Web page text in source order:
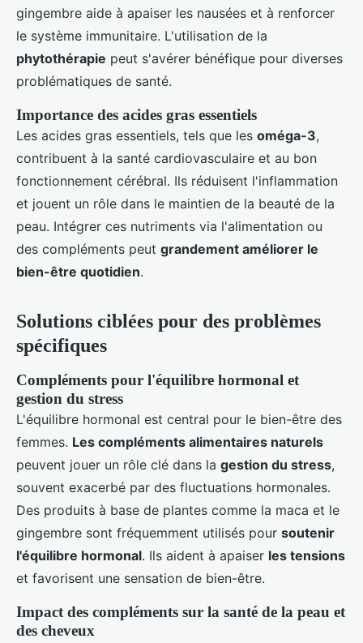
gingembre aide à apaiser les nausées et à renforcer
le système immunitaire. L'utilisation de la
phytothérapie peut s'avérer bénéfique pour diverses
problématiques de santé.
Importance des acides gras essentiels
Les acides gras essentiels, tels que les oméga-3,
contribuent à la santé cardiovasculaire et au bon
fonctionnement cérébral. Ils réduisent l'inflammation
et jouent un rôle dans le maintien de la beauté de la
peau. Intégrer ces nutriments via l'alimentation ou
des compléments peut grandement améliorer le
bien-être quotidien.
Solutions ciblées pour des problèmes
spécifiques
Compléments pour l'équilibre hormonal et
gestion du stress
L'équilibre hormonal est central pour le bien-être des
femmes. Les compléments alimentaires naturels
peuvent jouer un rôle clé dans la gestion du stress,
souvent exacerbé par des fluctuations hormonales.
Des produits à base de plantes comme la maca et le
gingembre sont fréquemment utilisés pour soutenir
l'équilibre hormonal. Ils aident à apaiser les tensions
et favorisent une sensation de bien-être.
Impact des compléments sur la santé de la peau et
des cheveux